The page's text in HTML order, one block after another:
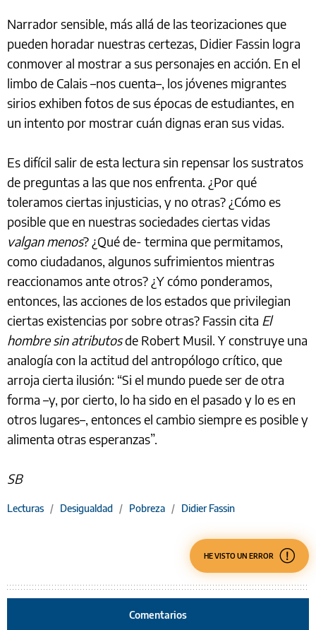
Narrador sensible, más allá de las teorizaciones que
pueden horadar nuestras certezas, Didier Fassin logra
conmover al mostrar a sus personajes en acción. En el
limbo de Calais –nos cuenta–, los jóvenes migrantes
sirios exhiben fotos de sus épocas de estudiantes, en
un intento por mostrar cuán dignas eran sus vidas.
Es difícil salir de esta lectura sin repensar los sustratos
de preguntas a las que nos enfrenta. ¿Por qué
toleramos ciertas injusticias, y no otras? ¿Cómo es
posible que en nuestras sociedades ciertas vidas
valgan menos? ¿Qué de- termina que permitamos,
como ciudadanos, algunos sufrimientos mientras
reaccionamos ante otros? ¿Y cómo ponderamos,
entonces, las acciones de los estados que privilegian
ciertas existencias por sobre otras? Fassin cita El
hombre sin atributosde Robert Musil. Y construye una
analogía con la actitud del antropólogo crítico, que
arroja cierta ilusión: “Si el mundo puede ser de otra
forma –y, por cierto, lo ha sido en el pasado y lo es en
otros lugares–, entonces el cambio siempre es posible y
alimenta otras esperanzas”.
SB
Lecturas / Desigualdad / Pobreza / Didier Fassin
HE VISTO UN ERROR
Comentarios